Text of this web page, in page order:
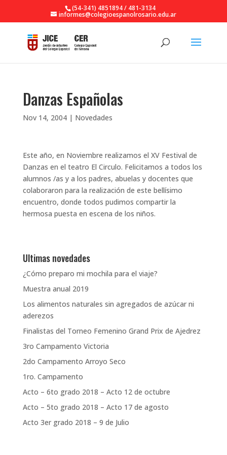
(54-341) 4851894 / 481-3134
informes@colegioespanolrosario.edu.ar
Danzas Españolas
Nov 14, 2004| Novedades
Este año, en Noviembre realizamos el XV Festival de
Danzas en el teatro El Circulo. Felicitamos a todos los
alumnos /as y a los padres, abuelas y docentes que
colaboraron para la realización de este bellísimo
encuentro, donde todos pudimos compartir la
hermosa puesta en escena de los niños.
Ultimas novedades
¿Cómo preparo mi mochila para el viaje?
Muestra anual 2019
Los alimentos naturales sin agregados de azúcar ni
aderezos
Finalistas del Torneo Femenino Grand Prix de Ajedrez
3ro Campamento Victoria
2do Campamento Arroyo Seco
1ro. Campamento
Acto – 6to grado 2018 – Acto 12 de octubre
Acto – 5to grado 2018 – Acto 17 de agosto
Acto 3er grado 2018 – 9 de Julio